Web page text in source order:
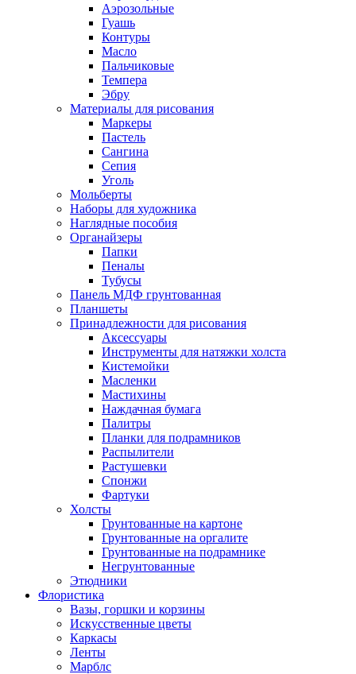
Аэрозольные
Гуашь
Контуры
Масло
Пальчиковые
Темпера
Эбру
Материалы для рисования
Маркеры
Пастель
Сангина
Сепия
Уголь
Мольберты
Наборы для художника
Наглядные пособия
Органайзеры
Папки
Пеналы
Тубусы
Панель МДФ грунтованная
Планшеты
Принадлежности для рисования
Аксессуары
Инструменты для натяжки холста
Кистемойки
Масленки
Мастихины
Наждачная бумага
Палитры
Планки для подрамников
Распылители
Растушевки
Спонжи
Фартуки
Холсты
Грунтованные на картоне
Грунтованные на оргалите
Грунтованные на подрамнике
Негрунтованные
Этюдники
Флористика
Вазы, горшки и корзины
Искусственные цветы
Каркасы
Ленты
Марблс